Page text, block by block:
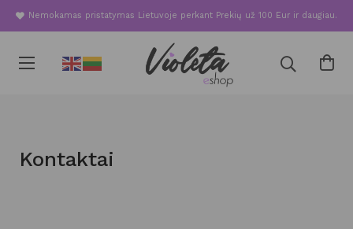
Nemokamas pristatymas Lietuvoje perkant Prekių už 100 Eur ir daugiau.
Kontaktai